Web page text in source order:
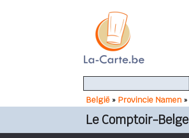
België » Provincie Namen »
Le Comptoir-Belge